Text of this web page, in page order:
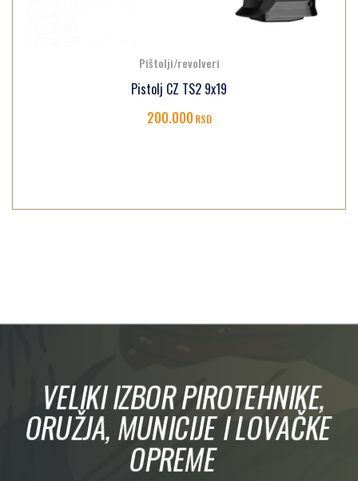
Pištolji/revolveri
Pistolj CZ TS2 9x19
200.000RSD
VELIKI IZBOR PIROTEHNIKE,
ORUŽJA, MUNICIJE I LOVAČKE
OPREME